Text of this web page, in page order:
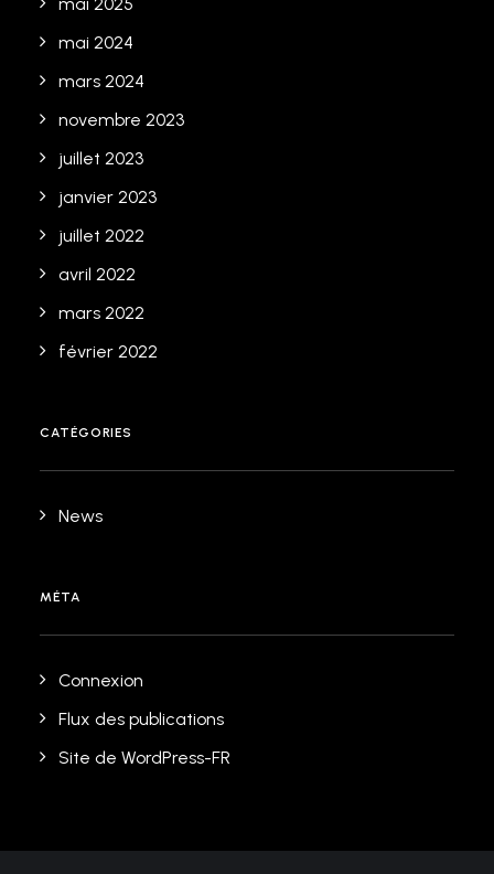
mai 2024
mars 2024
novembre 2023
juillet 2023
janvier 2023
juillet 2022
avril 2022
mars 2022
février 2022
CATÉGORIES
News
MÉTA
Connexion
Flux des publications
Site de WordPress-FR